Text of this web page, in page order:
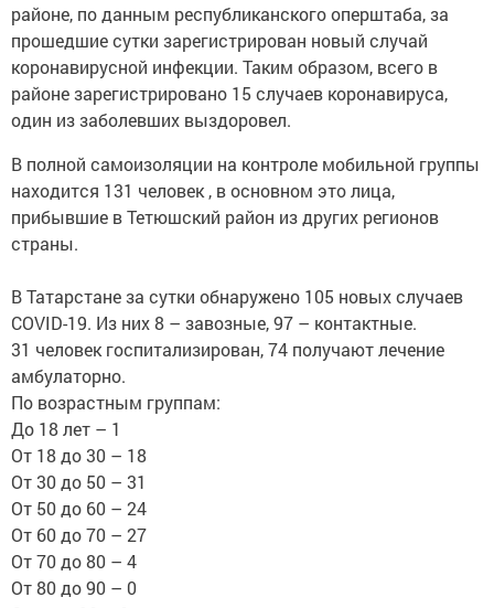
районе, по данным республиканского оперштаба, за
прошедшие сутки зарегистрирован новый случай
коронавирусной инфекции. Таким образом, всего в
районе зарегистрировано 15 случаев коронавируса,
один из заболевших выздоровел.
В полной самоизоляции на контроле мобильной группы
находится 131 человек , в основном это лица,
прибывшие в Тетюшский район из других регионов
страны.
В Татарстане за сутки обнаружено 105 новых случаев
COVID-19. Из них 8 – завозные, 97 – контактные.
31 человек госпитализирован, 74 получают лечение
амбулаторно.
По возрастным группам:
До 18 лет – 1
От 18 до 30 – 18
От 30 до 50 – 31
От 50 до 60 – 24
От 60 до 70 – 27
От 70 до 80 – 4
От 80 до 90 – 0